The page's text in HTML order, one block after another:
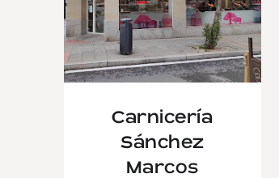
Carnicería
Sánchez
Marcos